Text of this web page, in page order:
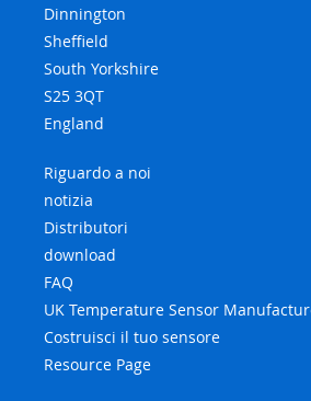
Dinnington
Sheffield
South Yorkshire
S25 3QT
England
Riguardo a noi
notizia
Distributori
download
FAQ
UK Temperature Sensor
Costruisci il tuo sensore
Resource Page